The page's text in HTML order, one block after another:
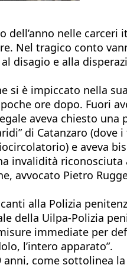
nelle
Nel tragico conto
e alla
è impiccato nella
ore dopo. Fuori
aveva chiesto una
di Catanzaro
e aveva
riconosciuta
avvocato Pietro
alla Polizia
della Uilpa-Polizia
immediate per
l’intero apparato”.
come sottolinea